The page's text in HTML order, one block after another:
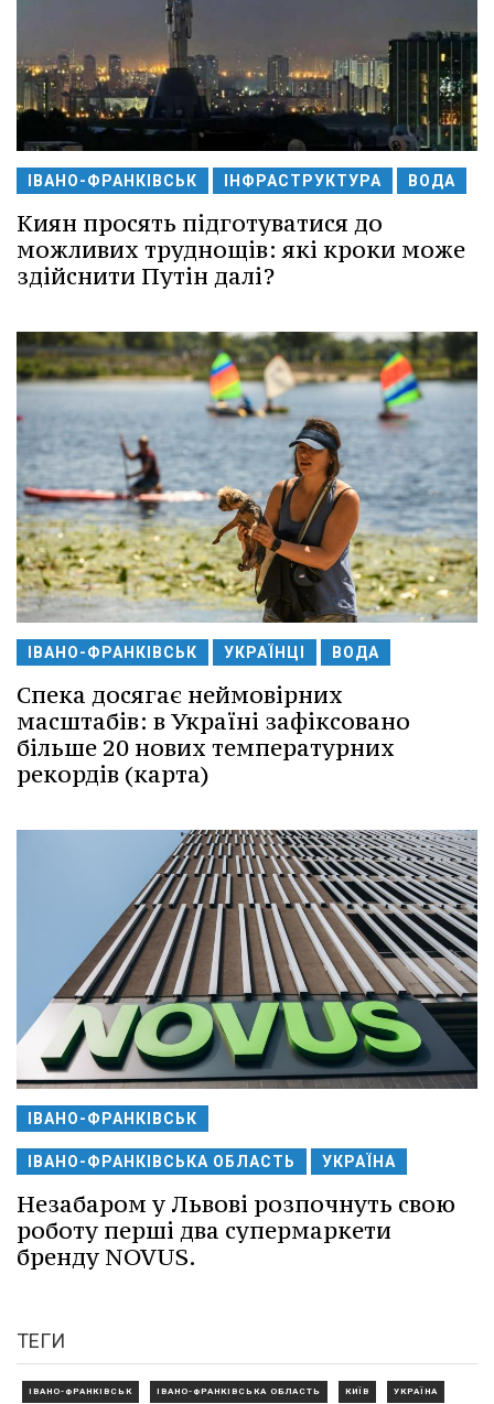
ІВАНО-ФРАНКІВСЬК ІНФРАСТРУКТУРА ВОДА
Киян просять підготуватися до
можливих труднощів: які кроки може
здійснити Путін далі?
ІВАНО-ФРАНКІВСЬК УКРАЇНЦІ ВОДА
Спека досягає неймовірних
масштабів: в Україні зафіксовано
більше 20 нових температурних
рекордів (карта)
ІВАНО-ФРАНКІВСЬК
ІВАНО-ФРАНКІВСЬКА ОБЛАСТЬ УКРАЇНА
Незабаром у Львові розпочнуть свою
роботу перші два супермаркети
бренду NOVUS.
ТЕГИ
ІВАНО-ФРАНКІВСЬК ІВАНО-ФРАНКІВСЬКА ОБЛАСТЬ КИЇВ УКРАЇНА